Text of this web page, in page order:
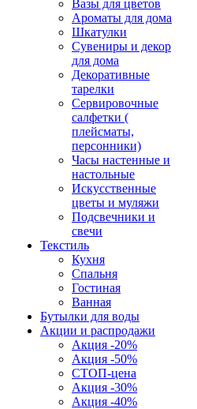
Вазы для цветов
Ароматы для дома
Шкатулки
Сувениры и декор
для дома
Декоративные
тарелки
Сервировочные
салфетки (
плейсматы,
персонники)
Часы настенные и
настольные
Искусственные
цветы и муляжи
Подсвечники и
свечи
Текстиль
Кухня
Спальня
Гостиная
Ванная
Бутылки для воды
Акции и распродажи
Акция -20%
Акция -50%
СТОП-цена
Акция -30%
Акция -40%